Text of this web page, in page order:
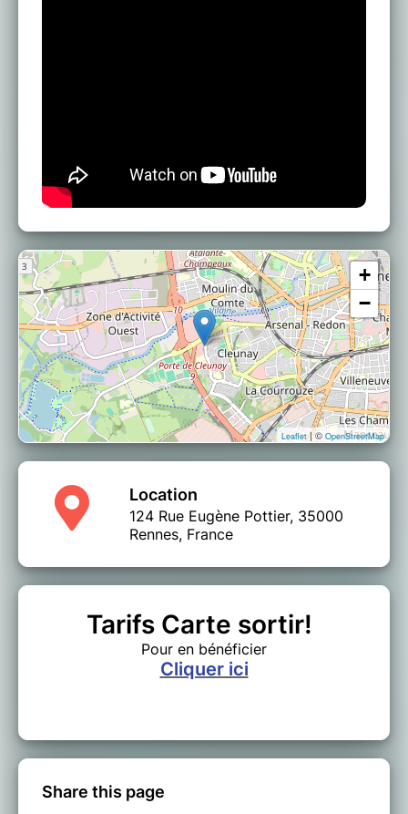
+
−
Leaflet| © OpenStreetMap
Location
124 Rue Eugène Pottier, 35000
Rennes, France
Tarifs Carte sortir!
Pour en bénéficier
Cliquer ici
Share this page